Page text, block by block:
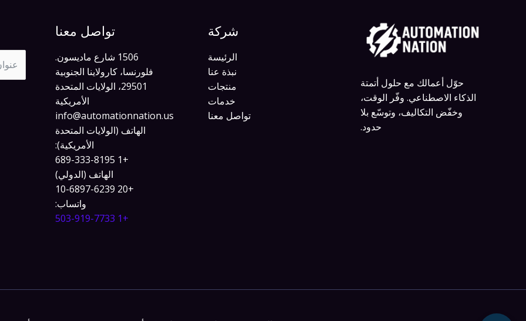
حوّل أعمالك مع حلول أتمتة
الذكاء الاصطناعي. وفّر الوقت،
وخفّض التكاليف، وتوسّع بلا
حدود.
شركة
الرئيسة
نبذة عنا
منتجات
خدمات
تواصل معنا
تواصل معنا
1506 شارع ماديسون.
فلورنسا، كارولاينا الجنوبية
29501، الولايات المتحدة
الأمريكية
info@automationnation.us​​
الهاتف (الولايات المتحدة
الأمريكية):
+1 689-333-8195
الهاتف (الدولي)
+20 10-6897-6239
واتساب:
+1 503-919-7733​